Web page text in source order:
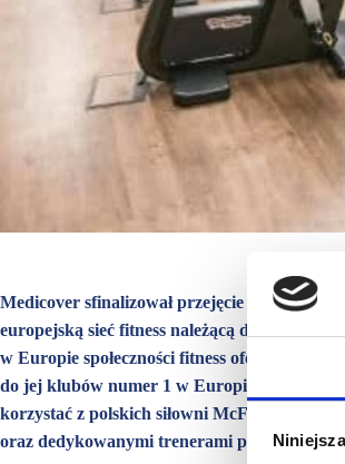
Medicover sfinalizował przejęcie 14
europejską sieć fitness należącą do RSG
w Europie społeczności fitness oferującej
do jej klubów numer 1 w Europie. Po
korzystać z polskich siłowni McFIT, by
oraz dedykowanymi trenerami personalnymi.